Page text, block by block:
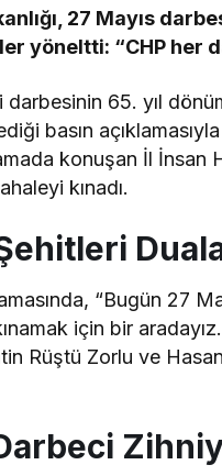
27 Mayıs
yöneltti: “CHP her
darbesinin 65. yıl
basın
konuşan İl İnsan
kınadı.
“Bugün 27
için bir
Rüştü Zorlu ve